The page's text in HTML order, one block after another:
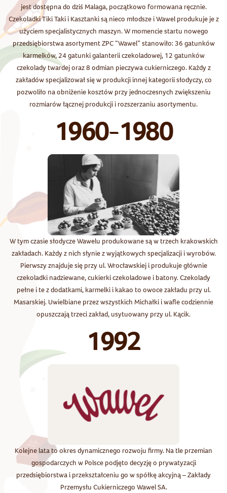
jest dostępna do dziś Malaga, początkowo formowana ręcznie.
Czekoladki Tiki Taki i Kasztanki są nieco młodsze i Wawel produkuje je z
użyciem specjalistycznych maszyn. W momencie startu nowego
przedsiębiorstwa asortyment ZPC “Wawel” stanowiło: 36 gatunków
karmelków, 24 gatunki galanterii czekoladowej, 12 gatunków
czekolady twardej oraz 8 odmian pieczywa cukierniczego. Każdy z
zakładów specjalizował się w produkcji innej kategorii słodyczy, co
pozwoliło na obniżenie kosztów przy jednoczesnych zwiększeniu
rozmiarów łącznej produkcji i rozszerzaniu asortymentu.
1960-1980
W tym czasie słodycze Wawelu produkowane są w trzech krakowskich
zakładach. Każdy z nich słynie z wyjątkowych specjalizacji i wyrobów.
Pierwszy znajduje się przy ul. Wrocławskiej i produkuje głównie
czekoladki nadziewane, cukierki czekoladowe i batony. Czekolady
pełne i te z dodatkami, karmelki i kakao to owoce zakładu przy ul.
Masarskiej. Uwielbiane przez wszystkich Michałki i wafle codziennie
opuszczają trzeci zakład, usytuowany przy ul. Kącik.
1992
Kolejne lata to okres dynamicznego rozwoju firmy. Na tle przemian
gospodarczych w Polsce podjęto decyzję o prywatyzacji
przedsiębiorstwa i przekształceniu go w spółkę akcyjną – Zakłady
Przemysłu Cukierniczego Wawel SA.